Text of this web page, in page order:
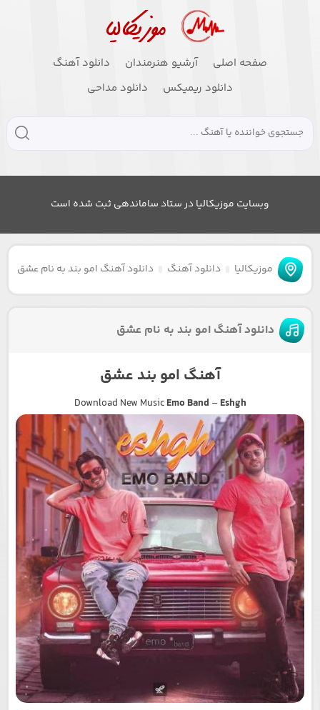
صفحه اصلی آرشیو هنرمندان
دانلود آهنگ
دانلود ریمیکس
دانلود مداحی
وبسایت موزیکالیا در ستاد ساماندهی ثبت شده است
موزیکالیا دانلود آهنگ دانلود آهنگ امو بند به نام عشق
دانلود آهنگ امو بند به نام عشق
آهنگ امو بند عشق
Download New MusicEmo Band – Eshgh